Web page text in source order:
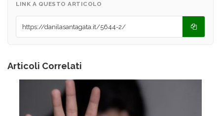
LINK A QUESTO ARTICOLO
Articoli Correlati